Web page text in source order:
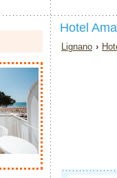
Hotel
Lignano ›